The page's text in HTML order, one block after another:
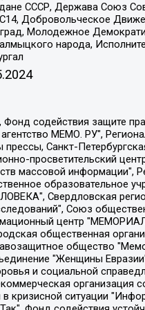
СССР, Держава Союз
Добровольческое
Молодежное
народа,
Евгеньевич, Смирнов Сергей Сергеевич, Тихонов Михаил Сергеевич, Общество с ограниченной ответственностью "ЖУРНАЛИСТ-ИНОСТРАННЫЙ АГЕНТ", Арапова Галина Юрьевна, Вольтская Татьяна Анатольевна, Американская компания "Mason G.E.S. Anonymous Foundation" (США), являющаяся владельцем интернет-издания https://mnews.world/, Компания "Stichting Bellingcat", зарегистрированная в Нидерландах (дата регистрации 11.07.2018), Захаров Андрей Вячеславович, Клепиковская Екатерина Дмитриевна, Общество с ограниченной ответственностью "МЕМО", Перл Роман Александрович, Симонов Евгений Алексеевич, Соловьева Елена Анатольевна, Сотников Даниил Владимирович, Сурначева Елизавета Дмитриевна, Автономная некоммерческая организация по защите прав человека и информированию населения "Якутия – Наше Мнение", Общество с ограниченной ответственностью "Москоу диджитал медиа", с 26.01.2023 Общество с ограниченной ответственностью "Чайка Белые сады", Ветошкина Валерия Валерьевна, Заговора Максим Александрович, Межрегиональное общественное движение "Российская ЛГБТ - сеть", Оленичев Максим Владимирович, Павлов Иван Юрьевич, Скворцова Елена Сергеевна, Общество с ограниченной ответственностью "Как бы инагент", Кочетков Игорь Викторович, Общество с ограниченной ответственностью "Честные выборы", Еланчик Олег Александрович, Общество с ограниченной ответственностью "Нобелевский призыв", Гималова Регина Эмилевна, Григорьев Андрей Валерьевич, Григорьева Алина Александровна, Ассоциация по содействию защите прав призывников, альтернативнослужащих и военнослужащих "Правозащитная группа